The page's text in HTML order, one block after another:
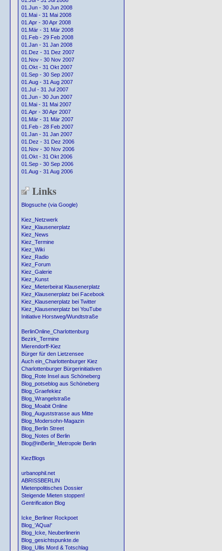
01.Jun - 30 Jun 2008
01.Mai - 31 Mai 2008
01.Apr - 30 Apr 2008
01.Mär - 31 Mär 2008
01.Feb - 29 Feb 2008
01.Jan - 31 Jan 2008
01.Dez - 31 Dez 2007
01.Nov - 30 Nov 2007
01.Okt - 31 Okt 2007
01.Sep - 30 Sep 2007
01.Aug - 31 Aug 2007
01.Jul - 31 Jul 2007
01.Jun - 30 Jun 2007
01.Mai - 31 Mai 2007
01.Apr - 30 Apr 2007
01.Mär - 31 Mär 2007
01.Feb - 28 Feb 2007
01.Jan - 31 Jan 2007
01.Dez - 31 Dez 2006
01.Nov - 30 Nov 2006
01.Okt - 31 Okt 2006
01.Sep - 30 Sep 2006
01.Aug - 31 Aug 2006
Links
Blogsuche (via Google)
Kiez_Netzwerk
Kiez_Klausenerplatz
Kiez_News
Kiez_Termine
Kiez_Wiki
Kiez_Radio
Kiez_Forum
Kiez_Galerie
Kiez_Kunst
Kiez_Mieterbeirat Klausenerplatz
Kiez_Klausenerplatz bei Facebook
Kiez_Klausenerplatz bei Twitter
Kiez_Klausenerplatz bei YouTube
Initiative Horstweg/Wundtstraße
BerlinOnline_Charlottenburg
Bezirk_Termine
Mierendorff-Kiez
Bürger für den Lietzensee
Auch ein_Charlottenburger Kiez
Charlottenburger Bürgerinitiativen
Blog_Rote Insel aus Schöneberg
Blog_potseblog aus Schöneberg
Blog_Graefekiez
Blog_Wrangelstraße
Blog_Moabit Online
Blog_Auguststrasse aus Mitte
Blog_Modersohn-Magazin
Blog_Berlin Street
Blog_Notes of Berlin
Blog@inBerlin_Metropole Berlin
KiezBlogs
urbanophil.net
ABRISSBERLIN
Mietenpolitisches Dossier
Steigende Mieten stoppen!
Gentrification Blog
Icke_Berliner Rockpoet
Blog_'AQua!'
Blog_Icke, Neuberlinerin
Blog_gesichtspunkte.de
Blog_Ullis Mord & Totschlag